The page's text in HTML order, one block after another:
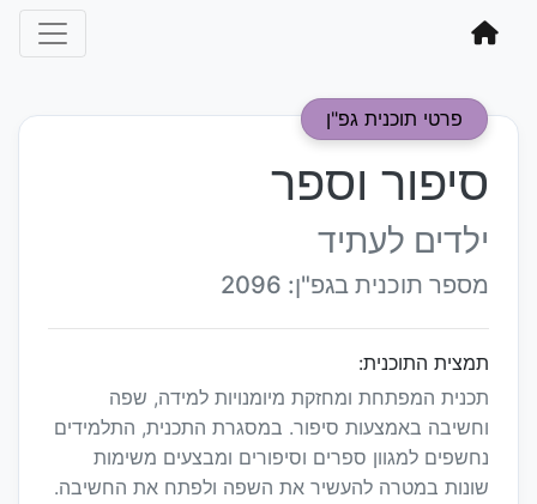
פרטי תוכנית גפ"ן
סיפור וספר
ילדים לעתיד
מספר תוכנית בגפ"ן: 2096
תמצית התוכנית:
תכנית המפתחת ומחזקת מיומנויות למידה, שפה
וחשיבה באמצעות סיפור. במסגרת התכנית, התלמידים
נחשפים למגוון ספרים וסיפורים ומבצעים משימות
שונות במטרה להעשיר את השפה ולפתח את החשיבה.